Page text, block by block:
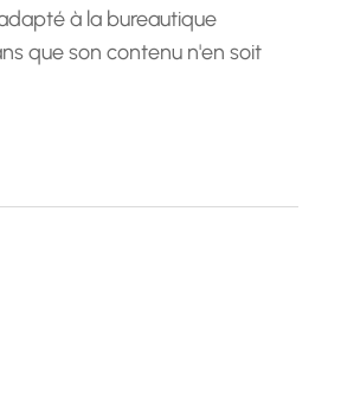
à la bureautique
que son contenu n'en soit